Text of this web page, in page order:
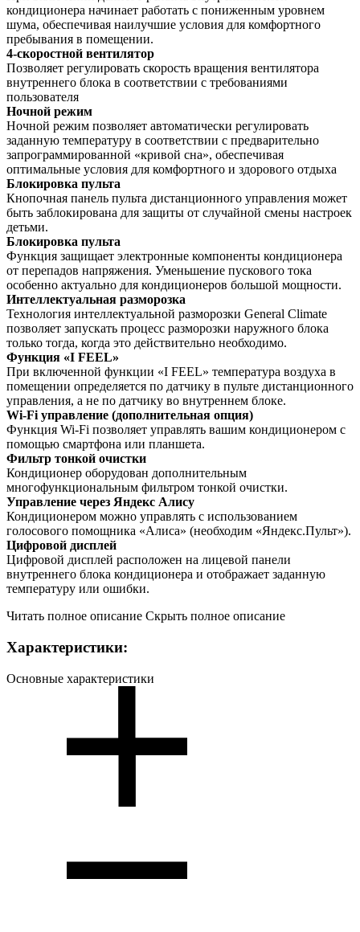
кондиционера начинает работать с пониженным уровнем
шума, обеспечивая наилучшие условия для комфортного
пребывания в помещении.
4-скоростной вентилятор
Позволяет регулировать скорость вращения вентилятора
внутреннего блока в соответствии с требованиями
пользователя
Ночной режим
Ночной режим позволяет автоматически регулировать
заданную температуру в соответствии с предварительно
запрограммированной «кривой сна», обеспечивая
оптимальные условия для комфортного и здорового отдыха
Блокировка пульта
Кнопочная панель пульта дистанционного управления может
быть заблокирована для защиты от случайной смены настроек
детьми.
Блокировка пульта
Функция защищает электронные компоненты кондиционера
от перепадов напряжения. Уменьшение пускового тока
особенно актуально для кондиционеров большой мощности.
Интеллектуальная разморозка
Технология интеллектуальной разморозки General Climate
позволяет запускать процесс разморозки наружного блока
только тогда, когда это действительно необходимо.
Функция «I FEEL»
При включенной функции «I FEEL» температура воздуха в
помещении определяется по датчику в пульте дистанционного
управления, а не по датчику во внутреннем блоке.
Wi-Fi управление (дополнительная опция)
Функция Wi-Fi позволяет управлять вашим кондиционером с
помощью смартфона или планшета.
Фильтр тонкой очистки
Кондиционер оборудован дополнительным
многофункциональным фильтром тонкой очистки.
Управление через Яндекс Алису
Кондиционером можно управлять с использованием
голосового помощника «Алиса» (необходим «Яндекс.Пульт»).
Цифровой дисплей
Цифровой дисплей расположен на лицевой панели
внутреннего блока кондиционера и отображает заданную
температуру или ошибки.
Читать полное описание Скрыть полное описание
Характеристики:
Основные характеристики